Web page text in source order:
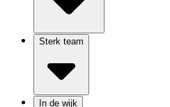
Sterk team
In de wijk